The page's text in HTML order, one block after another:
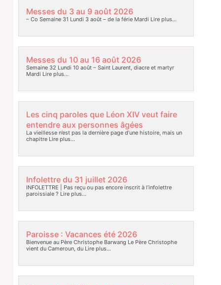
Messes du 3 au 9 août 2026
– Co Semaine 31 Lundi 3 août – de la férie Mardi Lire plus…
Messes du 10 au 16 août 2026
Semaine 32 Lundi 10 août – Saint Laurent, diacre et martyr
Mardi Lire plus…
Les cinq paroles que Léon XIV veut faire
entendre aux personnes âgées
La vieillesse n’est pas la dernière page d’une histoire, mais un
chapitreLire plus…
Infolettre du 31 juillet 2026
INFOLETTRE | Pas reçu ou pas encore inscrit à l’infolettre
paroissiale ? Lire plus…
Paroisse : Vacances été 2026
Bienvenue au Père Christophe Barwang Le Père Christophe
vient du Cameroun, duLire plus…